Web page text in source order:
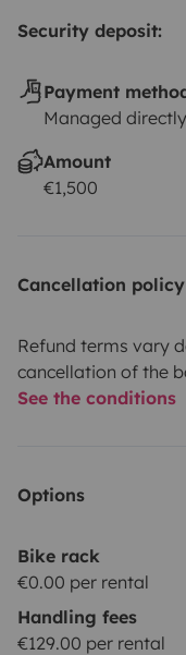
Security deposit:
Payment
Managed
Amount
€1,500
Cancellation policy
Refund terms vary
cancellation of the
See the conditions
Options
Bike rack
€0.00 per rental
Handling fees
€129.00 per rental